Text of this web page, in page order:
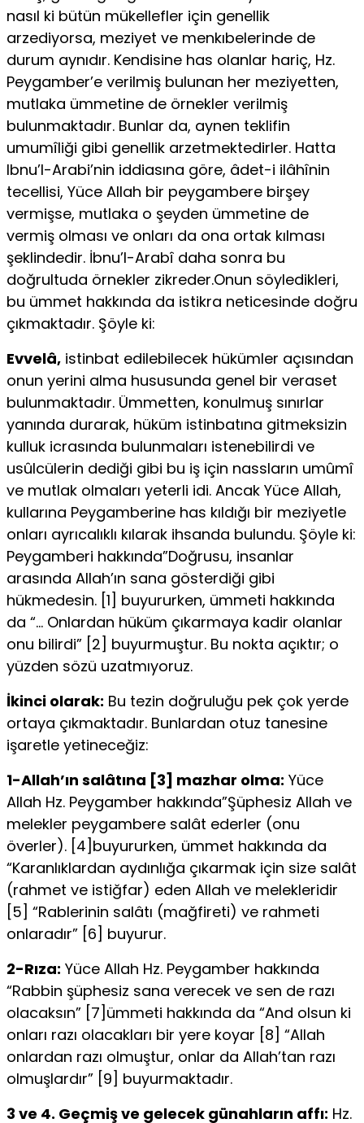
nasıl ki bütün mükellefler için ge­nellik
arzediyorsa, meziyet ve menkıbelerinde de
durum aynıdır. Ken­disine has olanlar hariç, Hz.
Peygamber’e verilmiş bulunan her mezi­yetten,
mutlaka ümmetine de örnekler verilmiş
bulunmaktadır. Bun­lar da, aynen teklifin
umumîliği gibi genellik arzetmektedirler. Hatta
Ibnu’l-Arabi’nin iddiasına göre, âdet-i ilâhînin
tecellisi, Yüce Allah bir peygambere birşey
vermişse, mutlaka o şeyden ümmetine de
vermiş olması ve onları da ona ortak kılması
şeklindedir. İbnu’l-Arabî daha sonra bu
doğrultuda örnekler zikreder.Onun söyledikleri,
bu ümmet hakkında da istikra neticesinde doğru
çıkmaktadır. Şöyle ki:
Evvelâ, istinbat edilebilecek hükümler açısından
onun yerini al­ma hususunda genel bir veraset
bulunmaktadır. Ümmetten, konul­muş sınırlar
yanında durarak, hüküm istinbatına gitmeksizin
kulluk icrasında bulunmaları istenebilirdi ve
usûlcülerin dediği gibi bu iş için nassların umûmî
ve mutlak olmaları yeterli idi. Ancak Yüce Allah,
kullarına Peygamberine has kıldığı bir meziyetle
onları ayrıcalıklı kı­larak ihsanda bulundu. Şöyle ki:
Peygamberi hakkında”Doğrusu, in­sanlar
arasında Allah’ın sana gösterdiği gibi
hükmedesin. [1] buyu­rurken, ümmeti hakkında
da “… Onlardan hüküm çıkarmaya kadir olanlar
onu bilirdi” [2] buyurmuştur. Bu nokta açıktır; o
yüzden sözü uzatmıyoruz.
İkinci olarak: Bu tezin doğruluğu pek çok yerde
ortaya çıkmakta­dır. Bunlardan otuz tanesine
işaretle yetineceğiz:
1-Allah’ın salâtına [3] mazhar olma: Yüce
Allah Hz. Peygamber hakkında”Şüphesiz Allah ve
melekler peygambere salât ederler (onu
överler). [4]buyururken, ümmet hakkında da
“Karan­lıklardan aydınlığa çıkarmak için size salât
(rahmet ve istiğfar) eden Allah ve melekleridir
[5] “Rablerinin salâtı (mağfireti) ve rahmeti
onlaradır” [6] buyurur.
2-Rıza: Yüce Allah Hz. Peygamber hakkında
“Rabbin şüphesiz sana verecek ve sen de razı
olacaksın” [7]ümmeti hakkında da “And olsun ki
onları razı olacakları bir yere koyar [8] “Allah
onlardan razı olmuştur, onlar da Allah’tan razı
olmuşlardır” [9] buyurmaktadır.
3 ve 4. Geçmiş ve gelecek günahların affı: Hz.